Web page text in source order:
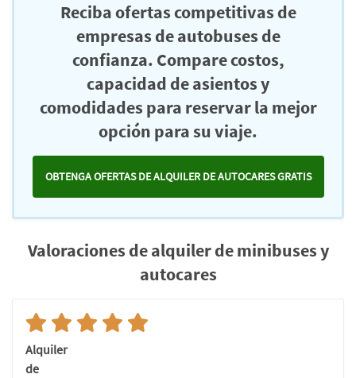
Reciba ofertas competitivas de
empresas de autobuses de
confianza. Compare costos,
capacidad de asientos y
comodidades para reservar la mejor
opción para su viaje.
OBTENGA OFERTAS DE ALQUILER DE AUTOCARES GRATIS
Valoraciones de alquiler de minibuses y
autocares
Alquiler
de